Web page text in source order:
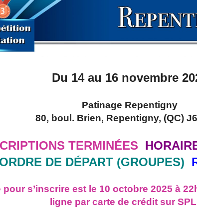
Du 14 au 16 novembre
Patinage Repentigny
80, boul. Brien, Repentigny, (QC)
TERMINÉES
ORDRE DE DÉPART (GROUPES)
pour s’inscrire est le 10 octobre 2025 à
ligne par carte de crédit sur